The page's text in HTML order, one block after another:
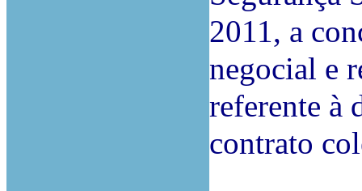
2011, a
negocial e
referente à
contrato